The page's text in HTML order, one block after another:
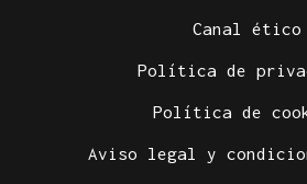
Canal ético
Política de
Política de
Aviso legal y